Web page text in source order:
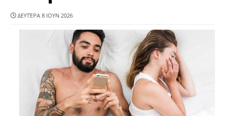
ΔΕΥΤΈΡΑ 8 ΙΟΥΝ 2026